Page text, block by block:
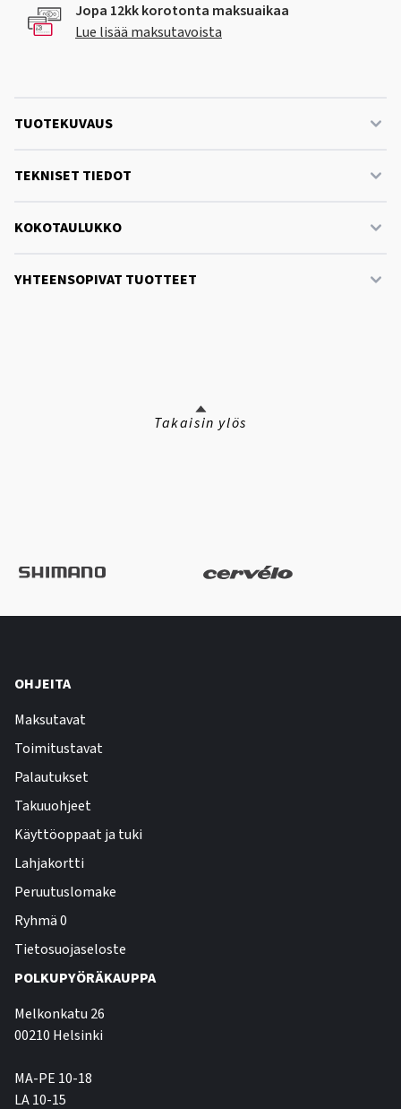
Jopa 12kk korotonta maksuaikaa
Lue lisää maksutavoista
TUOTEKUVAUS
TEKNISET TIEDOT
KOKOTAULUKKO
YHTEENSOPIVAT TUOTTEET
Takaisin ylös
OHJEITA
Maksutavat
Toimitustavat
Palautukset
Takuuohjeet
Käyttöoppaat ja tuki
Lahjakortti
Peruutuslomake
Ryhmä 0
Tietosuojaseloste
POLKUPYÖRÄKAUPPA
Melkonkatu 26
00210 Helsinki
MA-PE 10-18
LA 10-15